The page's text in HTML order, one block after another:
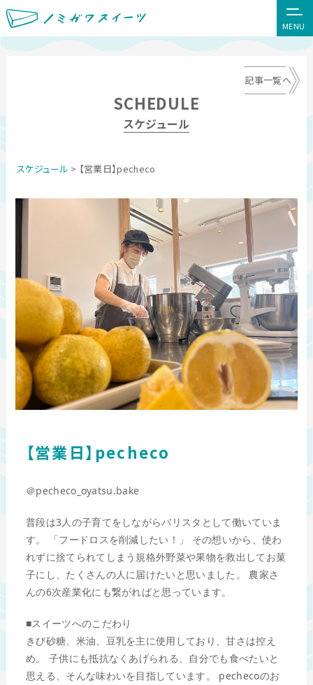
MENU
SCHEDULE
スケジュール
記事一覧へ
スケジュール > 【営業日】pecheco
【営業日】pecheco
＠pecheco_oyatsu.bake
普段は3人の子育てをしながらバリスタとして働いていま
す。 「フードロスを削減したい！」 その想いから、使わ
れずに捨てられてしまう規格外野菜や果物を救出してお菓
子にし、たくさんの人に届けたいと思いました。 農家さ
んの6次産業化にも繋がればと思っています。
■スイーツへのこだわり
きび砂糖、米油、豆乳を主に使用しており、甘さは控え
め。 子供にも抵抗なくあげられる、自分でも食べたいと
思える、そんな味わいを目指しています。 pechecoのお